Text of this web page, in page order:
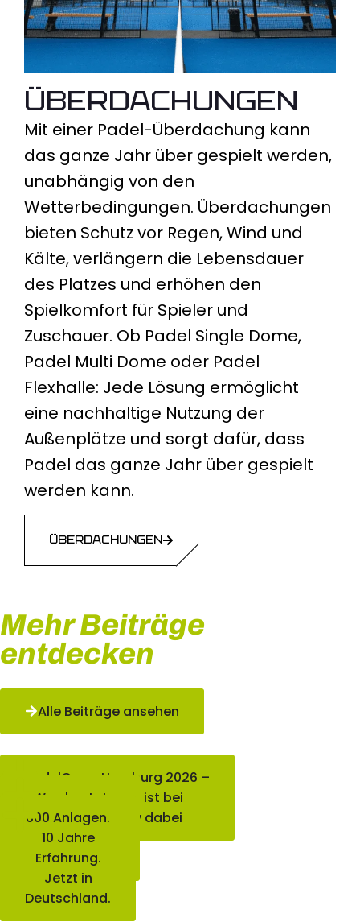
Überdachungen
Mit einer Padel-Überdachung kann
das ganze Jahr über gespielt werden,
unabhängig von den
Wetterbedingungen. Überdachungen
bieten Schutz vor Regen, Wind und
Kälte, verlängern die Lebensdauer
des Platzes und erhöhen den
Spielkomfort für Spieler und
Zuschauer. Ob Padel Single Dome,
Padel Multi Dome oder Padel
Flexhalle: Jede Lösung ermöglicht
eine nachhaltige Nutzung der
Außenplätze und sorgt dafür, dass
Padel das ganze Jahr über gespielt
werden kann.
ÜBERDACHUNGEN
Mehr Beiträge
entdecken
Alle Beiträge ansehen
PadelCopa Hamburg 2026 –
Allesfürpadel ist bei
der Active City dabei
Was kostet
ein
Padelplatz in
Deutschland?
600 Anlagen.
10 Jahre
Erfahrung.
Jetzt in
Deutschland.